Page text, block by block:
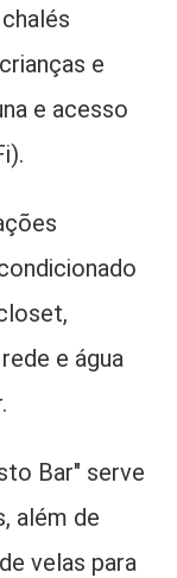
e
e acesso
e água
Bar" serve
além de
velas para